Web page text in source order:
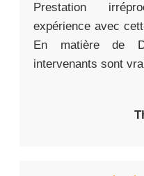
Prestation
expérience avec
En matière de
intervenants sont